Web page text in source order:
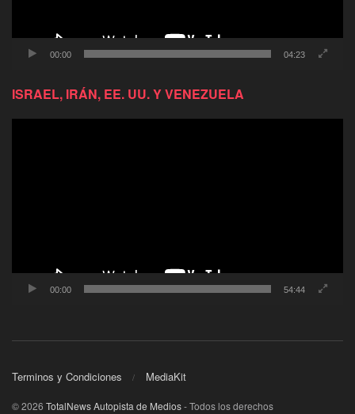
00:00 04:23
ISRAEL, IRÁN, EE. UU. Y VENEZUELA
00:00 54:44
Terminos y Condiciones MediaKit
© 2026 TotalNews Autopista de Medios- Todos los derechos